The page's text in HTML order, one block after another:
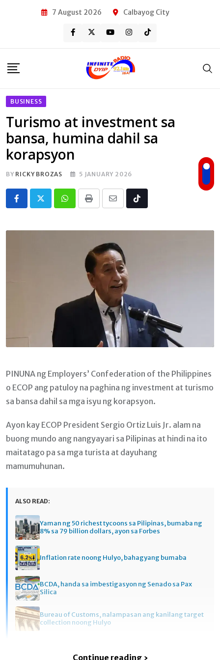
7 August 2026 Calbayog City
BUSINESS
Turismo at investment sa
bansa, humina dahil sa
korapsyon
BY RICKY BROZAS 5 JANUARY 2026
Whatsapp
Print
Share
Email
Tiktok
PINUNA ng Employers’ Confederation of the Philippines
o ECOP ang patuloy na paghina ng investment at turismo
sa bansa dahil sa mga isyu ng korapsyon.
Ayon kay ECOP President Sergio Ortiz Luis Jr. alam na
buong mundo ang nangyayari sa Pilipinas at hindi na ito
maitatago pa sa mga turista at dayuhang
mamumuhunan.
ALSO READ:
Yaman ng 50 richest tycoons sa Pilipinas, bumaba ng
8% sa 79 billion dollars, ayon sa Forbes
Inflation rate noong Hulyo, bahagyang bumaba
BCDA, handa sa imbestigasyon ng Senado sa Pax
Silica
Bureau of Customs, nalampasan ang kanilang target
collection noong Hulyo
Continue reading ›